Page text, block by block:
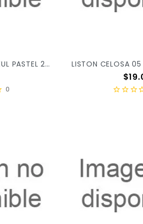
LISTON CELOSA 05 AZUL PASTEL 25 X/52
0